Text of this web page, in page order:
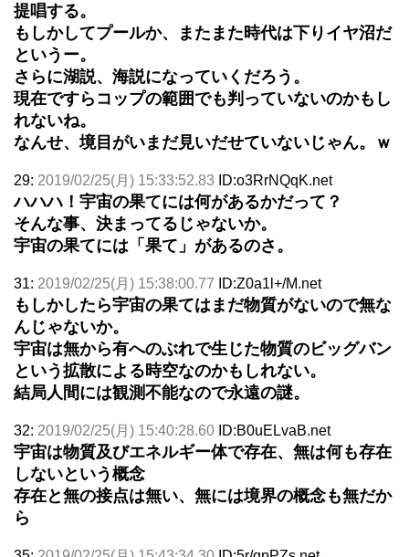
提唱する。
もしかしてプールか、またまた時代は下りイヤ沼だ
というー。
さらに湖説、海説になっていくだろう。
現在ですらコップの範囲でも判っていないのかもし
れないね。
なんせ、境目がいまだ見いだせていないじゃん。ｗ
29: 2019/02/25(月) 15:33:52.83 ID:o3RrNQqK.net
ハハハ！宇宙の果てには何があるかだって？
そんな事、決まってるじゃないか。
宇宙の果てには「果て」があるのさ。
31: 2019/02/25(月) 15:38:00.77 ID:Z0a1l+/M.net
もしかしたら宇宙の果てはまだ物質がないので無な
んじゃないか。
宇宙は無から有へのぶれで生じた物質のビッグバン
という拡散による時空なのかもしれない。
結局人間には観測不能なので永遠の謎。
32: 2019/02/25(月) 15:40:28.60 ID:B0uELvaB.net
宇宙は物質及びエネルギー体で存在、無は何も存在
しないという概念
存在と無の接点は無い、無には境界の概念も無だか
ら